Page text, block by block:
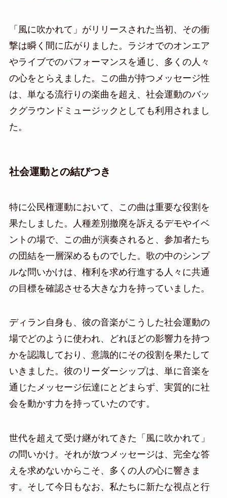
「風に吹かれて」がリリースされた当初、その衝
撃は瞬く間に広がりました。ラジオでのオンエア
やライブでのパフォーマンスを通じ、多くの人々
の心をとらえました。この曲が持つメッセージ性
は、単なる流行りの楽曲を超え、社会運動のバッ
クグラウンドミュージックとしても利用されまし
た。
社会運動との結びつき
特に公民権運動において、この曲は重要な役割を
果たしました。人種差別撤廃を訴えるデモやイベ
ントの場で、この曲が演奏されると、参加者たち
の団結を一層深めるものでした。歌の中のシンプ
ルな問いかけは、権利を求め行進する人々に共通
の目標を確認させる大きな力を持っていました。
ディラン自身も、彼の音楽がこうした社会運動の
場でどのように使われ、どれほどの影響力を持つ
かを認識しており、意識的にその役割を果たして
いきました。彼のリーダーシップは、単に音楽を
通じたメッセージ伝達にとどまらず、実質的に社
会を動かす力を持っていたのです。
世代を超えて受け継がれてきた「風に吹かれて」
の問いかけ。それが放つメッセージは、完全な答
えを求めないからこそ、多くの人の心に響きま
す。そして今日もなお、私たちに新たな視点と行